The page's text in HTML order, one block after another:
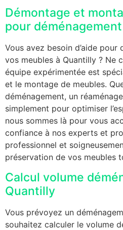
Démontage et
pour
Vous avez besoin d’aide
vos meubles à Quantilly ? Ne
équipe expérimentée est
et le montage de meubles.
déménagement, un
simplement pour optimiser
nous sommes là pour vous
confiance à nos experts et
professionnel et
préservation de vos meubles
Calcul volume
Quantilly
Vous prévoyez un
souhaitez calculer le volume